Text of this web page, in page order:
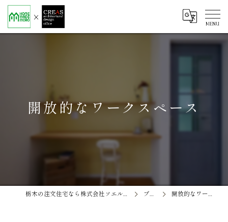
開放的なワークスペース
栃木の注文住宅なら株式会社ソエル ホームメイド茂呂 ブログ 開放的なワークスペース